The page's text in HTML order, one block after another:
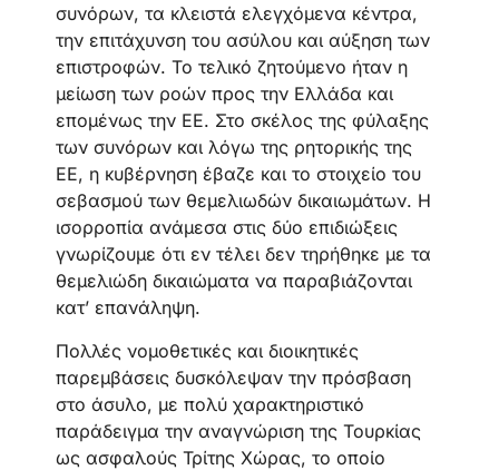
συνόρων, τα κλειστά ελεγχόμενα κέντρα,
την επιτάχυνση του ασύλου και αύξηση των
επιστροφών. Το τελικό ζητούμενο ήταν η
μείωση των ροών προς την Ελλάδα και
επομένως την ΕΕ. Στο σκέλος της φύλαξης
των συνόρων και λόγω της ρητορικής της
ΕΕ, η κυβέρνηση έβαζε και το στοιχείο του
σεβασμού των θεμελιωδών δικαιωμάτων. Η
ισορροπία ανάμεσα στις δύο επιδιώξεις
γνωρίζουμε ότι εν τέλει δεν τηρήθηκε με τα
θεμελιώδη δικαιώματα να παραβιάζονται
κατ’ επανάληψη.
Πολλές νομοθετικές και διοικητικές
παρεμβάσεις δυσκόλεψαν την πρόσβαση
στο άσυλο, με πολύ χαρακτηριστικό
παράδειγμα την αναγνώριση της Τουρκίας
ως ασφαλούς Τρίτης Χώρας, το οποίο